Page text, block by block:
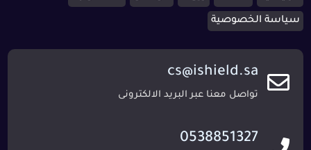
سياسة الخصوصية
cs@ishield.sa
تواصل معنا عبر البريد الالكترونى
0538851327